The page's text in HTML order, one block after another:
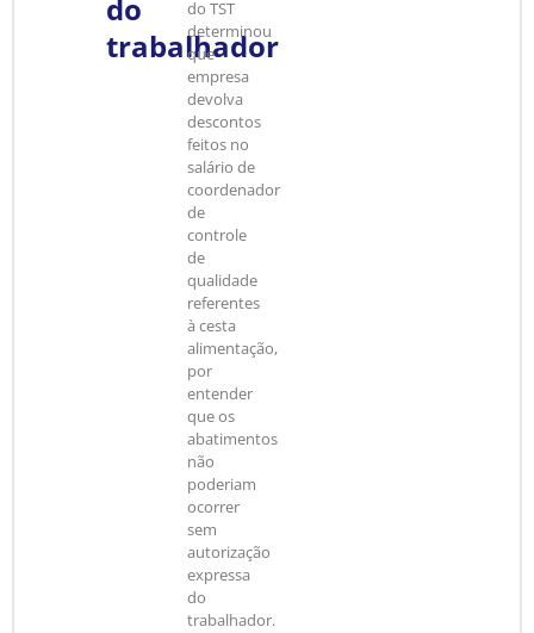
do
trabalhador
do TST
determinou
que
empresa
devolva
descontos
feitos no
salário de
coordenador
de
controle
de
qualidade
referentes
à cesta
alimentação,
por
entender
que os
abatimentos
não
poderiam
ocorrer
sem
autorização
expressa
do
trabalhador.